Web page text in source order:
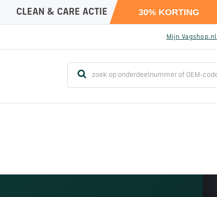
CLEAN & CARE ACTIE 30% KORTING
Mijn Vagshop.nl